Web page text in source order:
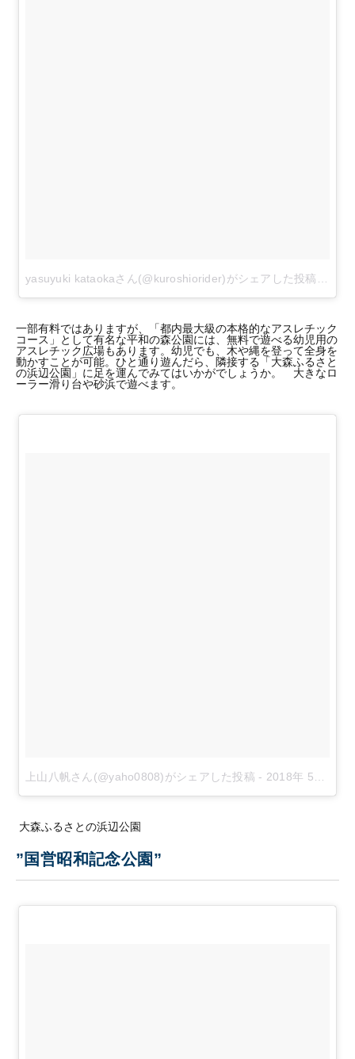
一部有料ではありますが、「都内最大級の本格的なアスレチック
コース」として有名な平和の森公園には、無料で遊べる幼児用の
アスレチック広場もあります。幼児でも、木や縄を登って全身を
動かすことが可能。ひと通り遊んだら、隣接する「大森ふるさと
の浜辺公園」に足を運んでみてはいかがでしょうか。 大きなロ
ーラー滑り台や砂浜で遊べます。
上山八帆さん(@yaho0808)がシェアした投稿 - 2018年 5月月3日午後10時45分PDT
大森ふるさとの浜辺公園
”国営昭和記念公園”